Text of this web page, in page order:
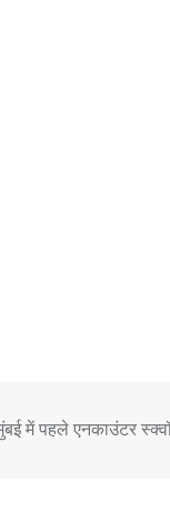
में पहले एनकाउंटर